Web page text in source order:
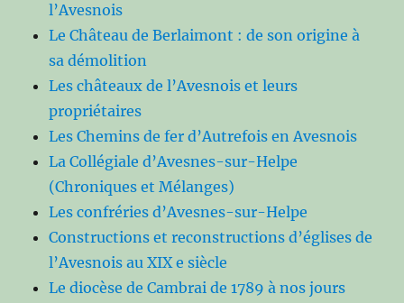
l’Avesnois
Le Château de Berlaimont : de son origine à
sa démolition
Les châteaux de l’Avesnois et leurs
propriétaires
Les Chemins de fer d’Autrefois en Avesnois
La Collégiale d’Avesnes-sur-Helpe
(Chroniques et Mélanges)
Les confréries d’Avesnes-sur-Helpe
Constructions et reconstructions d’églises de
l’Avesnois au XIX e siècle
Le diocèse de Cambrai de 1789 à nos jours